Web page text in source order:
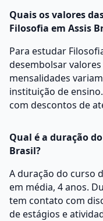
Quais os valores
Filosofia em Assis
Para estudar
desembolsar valores
mensalidades
instituição de
com descontos de
Qual é a duração
Brasil?
A duração do curso
em média, 4 anos.
tem contato com
de estágios e